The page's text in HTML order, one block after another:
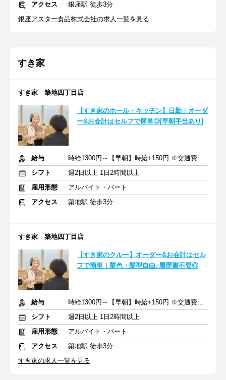
アクセス
銀座駅 徒歩3分
銀座アスター食品株式会社の求人一覧を見る
すき家
すき家 築地四丁目店
【すき家のホール・キッチン】日勤｜オーダ
ー&お会計はセルフで簡単◎[早朝手当あり]
給与
時給1300円～【早朝】時給+150円 ※交通費支給
シフト
週2日以上 1日2時間以上
雇用形態
アルバイト・パート
アクセス
築地駅 徒歩3分
すき家 築地四丁目店
【すき家のクルー】オーダー&お会計はセル
フで簡単｜髪色・髪型自由♪履歴書不要◎
給与
時給1300円～【早朝】時給+150円 ※交通費支給
シフト
週2日以上 1日2時間以上
雇用形態
アルバイト・パート
アクセス
築地駅 徒歩3分
すき家の求人一覧を見る